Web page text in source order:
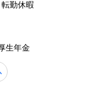
勤休暇
生年金